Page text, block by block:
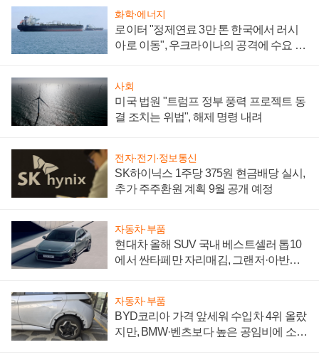
화학·에너지
로이터 "정제연료 3만 톤 한국에서 러시
아로 이동", 우크라이나의 공격에 수요 늘
사회
미국 법원 "트럼프 정부 풍력 프로젝트 동
결 조치는 위법", 해제 명령 내려
전자·전기·정보통신
SK하이닉스 1주당 375원 현금배당 실시,
추가 주주환원 계획 9월 공개 예정
자동차·부품
현대차 올해 SUV 국내 베스트셀러 톱10
에서 싼타페만 자리매김, 그랜저·아반떼
자동차·부품
BYD코리아 가격 앞세워 수입차 4위 올랐
지만, BMW·벤츠보다 높은 공임비에 소비